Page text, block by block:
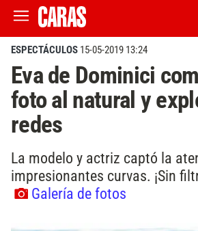
ESPECTÁCULOS 15-05-2019 13:24
Eva de Dominici
foto al natural y
redes
La modelo y actriz captó la
impresionantes curvas. ¡Sin
Galería de fotos